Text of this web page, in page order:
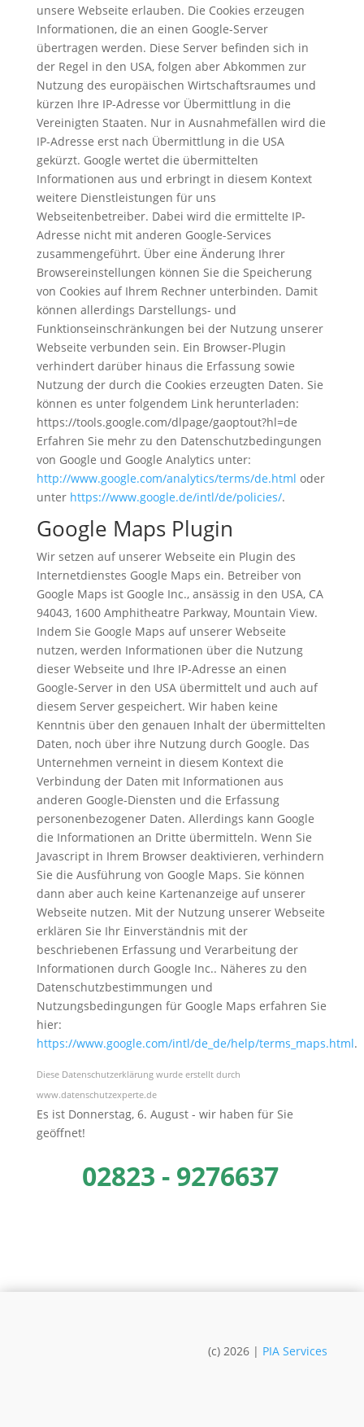
unsere Webseite erlauben. Die Cookies erzeugen
Informationen, die an einen Google-Server
übertragen werden. Diese Server befinden sich in
der Regel in den USA, folgen aber Abkommen zur
Nutzung des europäischen Wirtschaftsraumes und
kürzen Ihre IP-Adresse vor Übermittlung in die
Vereinigten Staaten. Nur in Ausnahmefällen wird die
IP-Adresse erst nach Übermittlung in die USA
gekürzt. Google wertet die übermittelten
Informationen aus und erbringt in diesem Kontext
weitere Dienstleistungen für uns
Webseitenbetreiber. Dabei wird die ermittelte IP-
Adresse nicht mit anderen Google-Services
zusammengeführt. Über eine Änderung Ihrer
Browsereinstellungen können Sie die Speicherung
von Cookies auf Ihrem Rechner unterbinden. Damit
können allerdings Darstellungs- und
Funktionseinschränkungen bei der Nutzung unserer
Webseite verbunden sein. Ein Browser-Plugin
verhindert darüber hinaus die Erfassung sowie
Nutzung der durch die Cookies erzeugten Daten. Sie
können es unter folgendem Link herunterladen:
https://tools.google.com/dlpage/gaoptout?hl=de
Erfahren Sie mehr zu den Datenschutzbedingungen
von Google und Google Analytics unter:
http://www.google.com/analytics/terms/de.html oder
unter https://www.google.de/intl/de/policies/.
Google Maps Plugin
Wir setzen auf unserer Webseite ein Plugin des
Internetdienstes Google Maps ein. Betreiber von
Google Maps ist Google Inc., ansässig in den USA, CA
94043, 1600 Amphitheatre Parkway, Mountain View.
Indem Sie Google Maps auf unserer Webseite
nutzen, werden Informationen über die Nutzung
dieser Webseite und Ihre IP-Adresse an einen
Google-Server in den USA übermittelt und auch auf
diesem Server gespeichert. Wir haben keine
Kenntnis über den genauen Inhalt der übermittelten
Daten, noch über ihre Nutzung durch Google. Das
Unternehmen verneint in diesem Kontext die
Verbindung der Daten mit Informationen aus
anderen Google-Diensten und die Erfassung
personenbezogener Daten. Allerdings kann Google
die Informationen an Dritte übermitteln. Wenn Sie
Javascript in Ihrem Browser deaktivieren, verhindern
Sie die Ausführung von Google Maps. Sie können
dann aber auch keine Kartenanzeige auf unserer
Webseite nutzen. Mit der Nutzung unserer Webseite
erklären Sie Ihr Einverständnis mit der
beschriebenen Erfassung und Verarbeitung der
Informationen durch Google Inc.. Näheres zu den
Datenschutzbestimmungen und
Nutzungsbedingungen für Google Maps erfahren Sie
hier:
https://www.google.com/intl/de_de/help/terms_maps.html.
Diese Datenschutzerklärung wurde erstellt durch
www.datenschutzexperte.de
Es ist Donnerstag, 6. August - wir haben für Sie
geöffnet!
02823 - 9276637
(c) 2026 | PIA Services